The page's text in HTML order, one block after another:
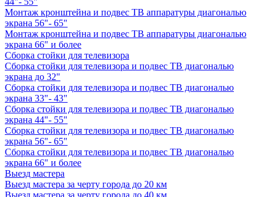
Монтаж кронштейна и подвес ТВ аппаратуры диагональю
экрана 56"- 65"
Монтаж кронштейна и подвес ТВ аппаратуры диагональю
экрана 66" и более
Сборка стойки для телевизора
Сборка стойки для телевизора и подвес ТВ диагональю
экрана до 32"
Сборка стойки для телевизора и подвес ТВ диагональю
экрана 33"- 43"
Сборка стойки для телевизора и подвес ТВ диагональю
экрана 44"- 55"
Сборка стойки для телевизора и подвес ТВ диагональю
экрана 56"- 65"
Сборка стойки для телевизора и подвес ТВ диагональю
экрана 66" и более
Выезд мастера
Выезд мастера за черту города до 20 км
Выезд мастера за черту города до 40 км